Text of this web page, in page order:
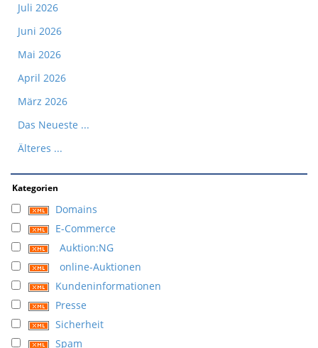
Juli 2026
Juni 2026
Mai 2026
April 2026
März 2026
Das Neueste ...
Älteres ...
Kategorien
Domains
E-Commerce
Auktion:NG
online-Auktionen
Kundeninformationen
Presse
Sicherheit
Spam